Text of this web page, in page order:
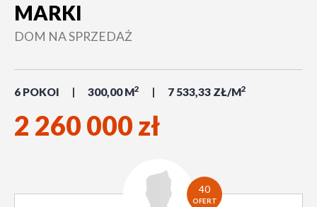
MARKI
DOM NA SPRZEDAŻ
6 POKOI 300,00 M2 7 533,33 ZŁ/M2
2 260 000 zł
40
OFERT